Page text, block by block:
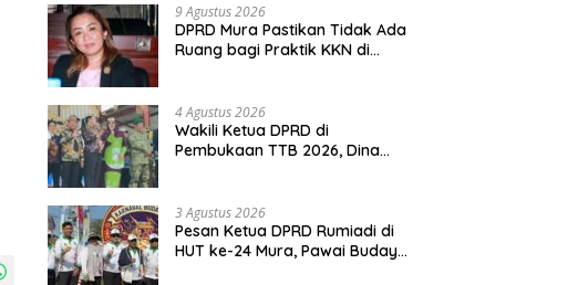
9 Agustus 2026
DPRD Mura Pastikan Tidak Ada
Ruang bagi Praktik KKN di
4 Agustus 2026
Wakili Ketua DPRD di
Pembukaan TTB 2026, Dina
3 Agustus 2026
Pesan Ketua DPRD Rumiadi di
HUT ke-24 Mura, Pawai Budaya